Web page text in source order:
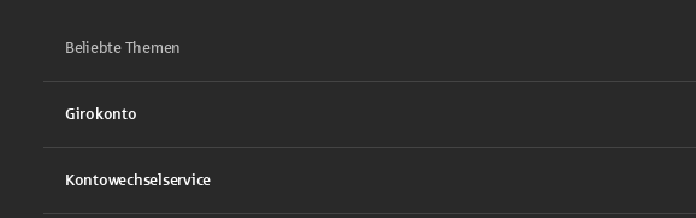
Beliebte Themen
Girokonto
Kontowechselservice